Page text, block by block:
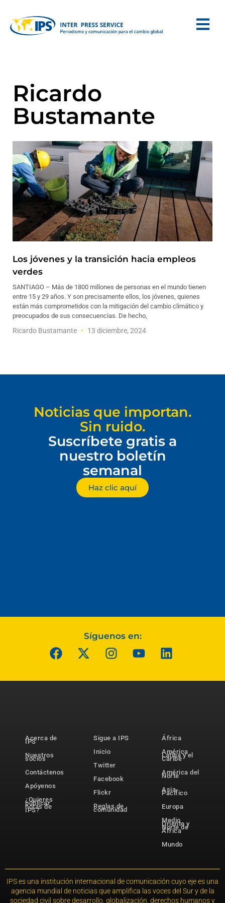
Ricardo
Bustamante
Los jóvenes y la transición hacia empleos
verdes
SANTIAGO – Más de 1800 millones de personas en el mundo tienen
entre 15 y 29 años. Y son precisamente ellos, los jóvenes, quienes
están más comprometidos con la mitigación del cambio climático y
preocupados de sus consecuencias. De hecho,
Ricardo Bustamante 13 diciembre, 2024
Noticias que importan.
Sin ruido.
Suscríbete gratis a
nuestro boletín
semanal
Haz clic aquí
Síguenos en:
Acerca de
IPS
Nuestros
socios
Contáctenos
Apóyenos
¿Quieres
publicar
notas de
IPS?
Sigue a IPS
Inicio
Twitter
Facebook
Flickr
Reglas de
comunidad
África
América
Latina y el
Caribe
América del
Norte
Asia-
Pacífico
Europa
Medio
Oriente y
Norte de
África
Mundo
IPS es una institución internacional de comunicación cuyo eje es una
agencia mundial de noticias que amplifica las voces del Sur y de la
sociedad civil sobre desarrollo, globalización, derechos humanos y